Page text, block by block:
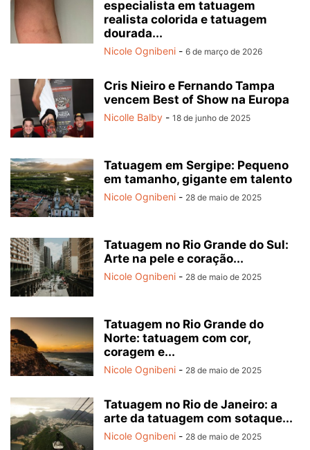
especialista em tatuagem
realista colorida e tatuagem
dourada...
Nicole Ognibeni - 6 de março de 2026
Cris Nieiro e Fernando Tampa
vencem Best of Show na Europa
Nicolle Balby - 18 de junho de 2025
Tatuagem em Sergipe: Pequeno
em tamanho, gigante em talento
Nicole Ognibeni - 28 de maio de 2025
Tatuagem no Rio Grande do Sul:
Arte na pele e coração...
Nicole Ognibeni - 28 de maio de 2025
Tatuagem no Rio Grande do
Norte: tatuagem com cor,
coragem e...
Nicole Ognibeni - 28 de maio de 2025
Tatuagem no Rio de Janeiro: a
arte da tatuagem com sotaque...
Nicole Ognibeni - 28 de maio de 2025